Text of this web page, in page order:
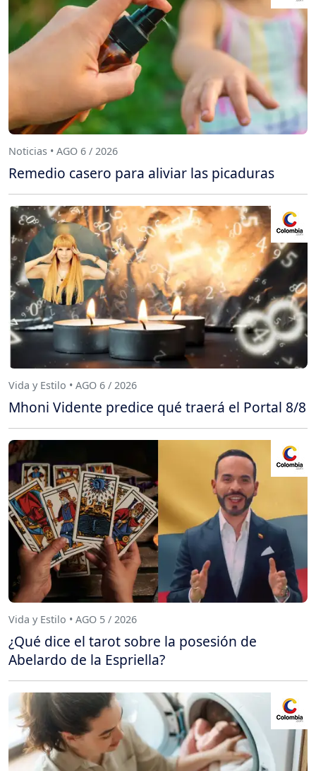
Noticias • AGO 6 / 2026
Remedio casero para aliviar las picaduras
Vida y Estilo • AGO 6 / 2026
Mhoni Vidente predice qué traerá el Portal 8/8
Vida y Estilo • AGO 5 / 2026
¿Qué dice el tarot sobre la posesión de
Abelardo de la Espriella?